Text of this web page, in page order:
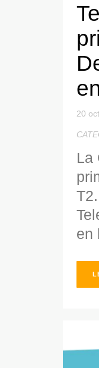
20
La
en